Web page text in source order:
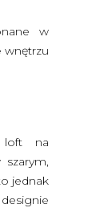
w
wnętrzu
loft na
jednak